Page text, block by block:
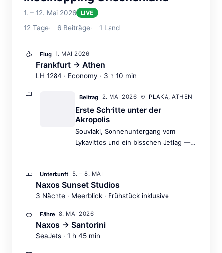
1. – 12. Mai 2026 LIVE
12 Tage 6 Beiträge 1 Land
Flug 1. MAI 2026
Frankfurt → Athen
LH 1284 · Economy · 3 h 10 min
Beitrag 2. MAI 2026 PLAKA, ATHEN
Erste Schritte unter der
Akropolis
Souvlaki, Sonnenuntergang vom
Lykavittos und ein bisschen Jetlag —
Unterkunft 5. – 8. MAI
Naxos Sunset Studios
3 Nächte · Meerblick · Frühstück inklusive
Fähre 8. MAI 2026
Naxos → Santorini
SeaJets · 1 h 45 min